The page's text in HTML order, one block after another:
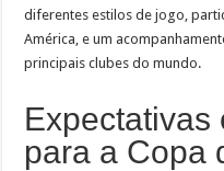
diferentes estilos de jogo,
América, e um
principais clubes do mundo.
Expectativas
para a Copa